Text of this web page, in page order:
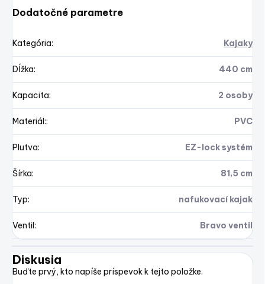
Dodatočné parametre
Kategória: Kajaky
Dĺžka: 440 cm
Kapacita: 2 osoby
Materiál:: PVC
Plutva: EZ-lock systém
Šírka: 81,5 cm
Typ: nafukovací kajak
Ventil : Bravo ventil
Diskusia
Buďte prvý, kto napíše príspevok k tejto položke.